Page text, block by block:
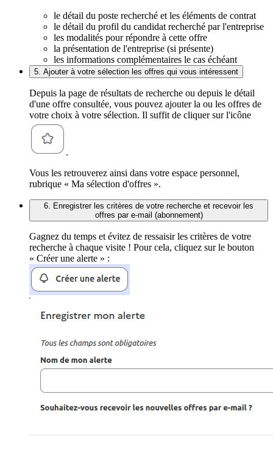
le détail du poste recherché et les éléments de contrat
le détail du profil du candidat recherché par l'entreprise
les modalités pour répondre à cette offre
la présentation de l'entreprise (si présente)
les informations complémentaires le cas échéant
5. Ajouter à votre sélection les offres qui vous intéressent
Depuis la page de résultats de recherche ou depuis le détail
d'une offre consultée, vous pouvez ajouter la ou les offres de
votre choix à votre sélection. Il suffit de cliquer sur l'icône
.
Vous les retrouverez ainsi dans votre espace personnel,
rubrique « Ma sélection d'offres ».
6. Enregistrer les critères de votre recherche et recevoir les
offres par e-mail (abonnement)
Gagnez du temps et évitez de ressaisir les critères de votre
recherche à chaque visite ! Pour cela, cliquez sur le bouton
« Créer une alerte » :